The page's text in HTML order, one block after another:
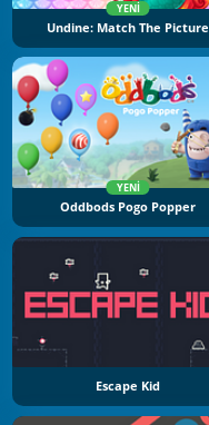
YENI
Undine: Match The Picture
YENI
Oddbods Pogo Popper
Escape Kid